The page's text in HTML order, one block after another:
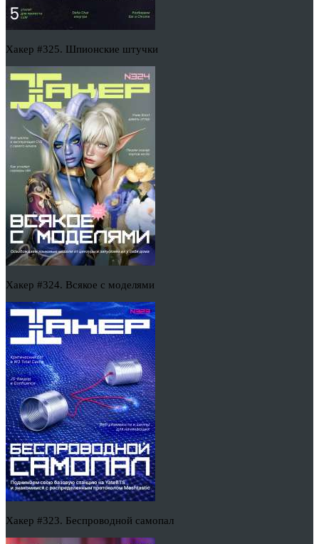
Хакер #325. Шпионские штучки
Хакер #324. Всякое с моделями
Хакер #323. Беспроводной самопал